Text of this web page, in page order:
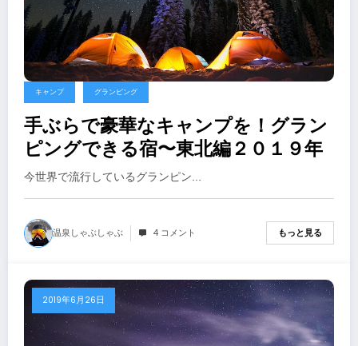
キャンプ グランピング
手ぶらで豪華なキャンプを！グラン
ピングできる宿〜東北編２０１９年
今世界で流行しているグランピン…
温泉しゃぶしゃぶ 4 コメント もっと見る
2019年6月26日